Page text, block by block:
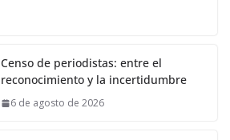
Censo de periodistas: entre el
reconocimiento y la incertidumbre
6 de agosto de 2026